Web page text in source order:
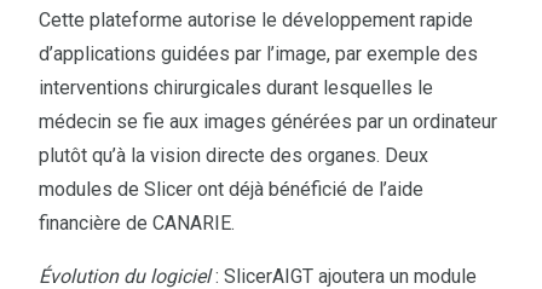
Cette plateforme autorise le développement rapide
d’applications guidées par l’image, par exemple des
interventions chirurgicales durant lesquelles le
médecin se fie aux images générées par un ordinateur
plutôt qu’à la vision directe des organes. Deux
modules de Slicer ont déjà bénéficié de l’aide
financière de CANARIE.
Évolution du logiciel: SlicerAIGT ajoutera un module